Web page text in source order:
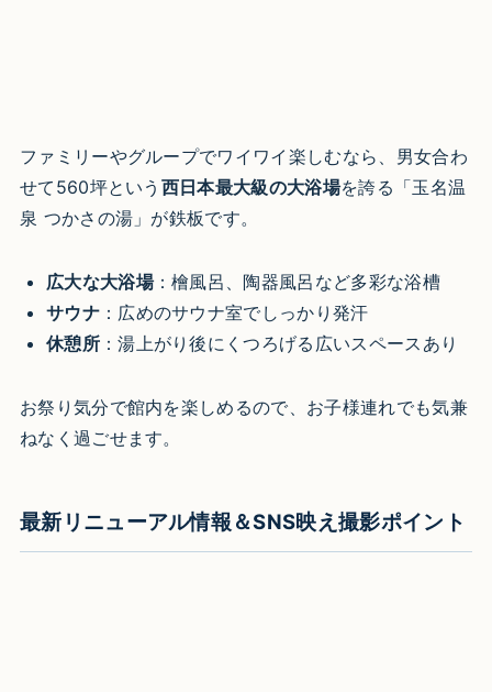
ファミリーやグループでワイワイ楽しむなら、男女合わ
せて560坪という 西日本最大級の大浴場を誇る「玉名温
泉 つかさの湯」が鉄板です。
広大な大浴場：檜風呂、陶器風呂など多彩な浴槽
サウナ：広めのサウナ室でしっかり発汗
休憩所：湯上がり後にくつろげる広いスペースあり
お祭り気分で館内を楽しめるので、お子様連れでも気兼
ねなく過ごせます。
最新リニューアル情報＆SNS映え撮影ポイント